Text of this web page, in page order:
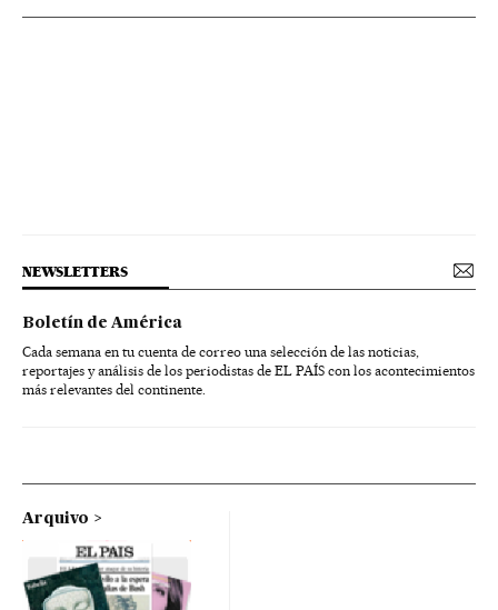
NEWSLETTERS
Boletín de América
Cada semana en tu cuenta de correo una selección de las noticias,
reportajes y análisis de los periodistas de EL PAÍS con los acontecimientos
más relevantes del continente.
Arquivo